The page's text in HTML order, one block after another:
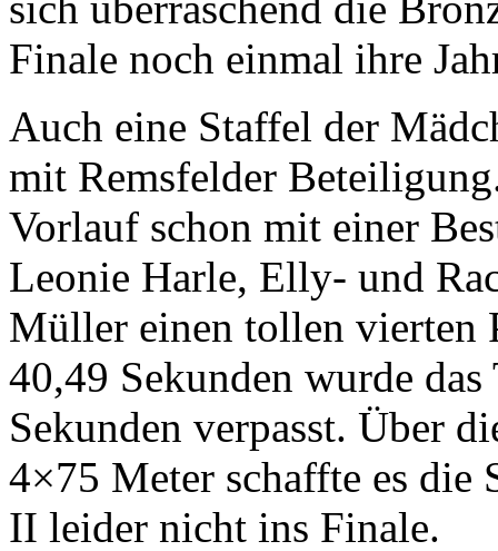
Finale noch einmal ihre
Auch eine Staffel der
mit Remsfelder
Vorlauf schon mit einer
Leonie Harle, Elly- und
Müller einen tollen vierten
40,49 Sekunden wurde
Sekunden verpasst. Über
4×75 Meter schaffte es die
II leider nicht ins Finale.